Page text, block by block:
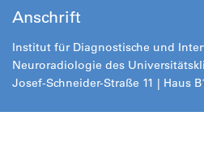
Anschrift
Institut für Diagnostische und
Neuroradiologie des
Josef-Schneider-Straße 11 | Haus